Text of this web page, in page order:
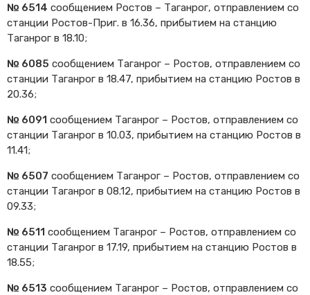
№ 6514 сообщением Ростов – Таганрог, отправлением со
станции Ростов-Приг. в 16.36, прибытием на станцию
Таганрог в 18.10;
№ 6085 сообщением Таганрог – Ростов, отправлением со
станции Таганрог в 18.47, прибытием на станцию Ростов в
20.36;
№ 6091 сообщением Таганрог – Ростов, отправлением со
станции Таганрог в 10.03, прибытием на станцию Ростов в
11.41;
№ 6507 сообщением Таганрог – Ростов, отправлением со
станции Таганрог в 08.12, прибытием на станцию Ростов в
09.33;
№ 6511 сообщением Таганрог – Ростов, отправлением со
станции Таганрог в 17.19, прибытием на станцию Ростов в
18.55;
№ 6513 сообщением Таганрог – Ростов, отправлением со